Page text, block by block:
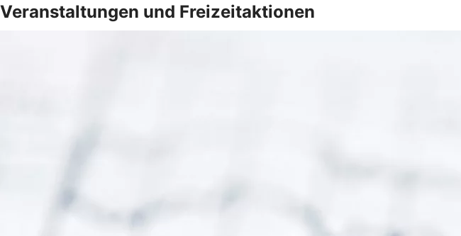
Veranstaltungen und Freizeitaktionen